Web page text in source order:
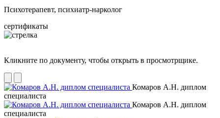
Психотерапевт, психиатр-нарколог
сертификаты
Кликните по документу, чтобы открыть в просмотрщике.
Комаров А.Н. диплом
специалиста
Комаров А.Н. диплом
специалиста